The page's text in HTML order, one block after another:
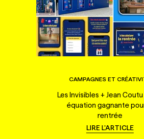
CAMPAGNES ET
Les Invisibles + Jean
équation gagnante
rentrée
LIRE L'ARTICLE